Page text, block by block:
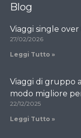
Blog
Viaggi single
27/02/2026
Leggi Tutto »
Viaggi di gruppo
modo migliore
22/12/2025
Leggi Tutto »